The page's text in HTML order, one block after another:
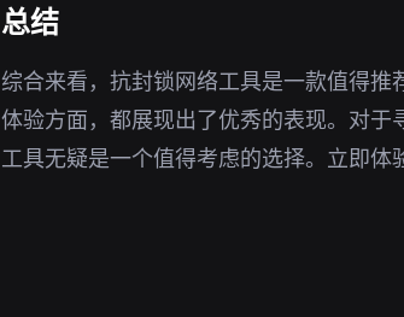
总结
综合来看，抗封锁网络工具是一款值得
体验方面，都展现出了优秀的表现。对
工具无疑是一个值得考虑的选择。立即体